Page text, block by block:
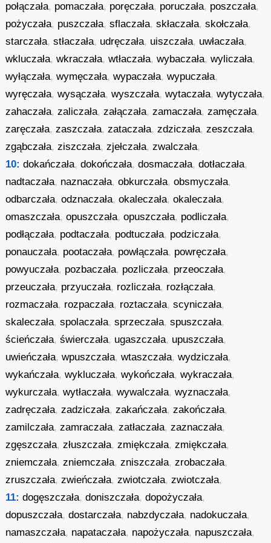
połączała, pomaczała, poręczała, poruczała, poszczała,
pożyczała, puszczała,sflaczała,skłaczała,skołczała,
starczała,stłaczała, udręczała, uiszczała, uwłaczała,
wkluczała,wkraczała,wtłaczała,wybaczała,wyliczała,
wyłączała,wymęczała,wypaczała,wypuczała,
wyręczała,wysączała,wyszczała,wytaczała,wytyczała,
zahaczała,zaliczała,załączała,zamaczała,zamęczała,
zaręczała,zaszczała,zataczała,zdziczała,zeszczała,
zgąbczała,ziszczała,zjełczała,zwalczała,
10: dokańczała,dokończała,dosmaczała,dotłaczała,
nadtaczała, naznaczała,obkurczała,obsmyczała,
odbarczała,odznaczała,okaleczała,okaleczała,
omaszczała,opuszczała,opuszczała, podliczała,
podłączała, podtaczała, podtuczała, podziczała,
ponauczała, pootaczała, powłączała, powręczała,
powyuczała, pozbaczała, pozliczała, przeoczała,
przeuczała, przyuczała, rozliczała, rozłączała,
rozmaczała, rozpaczała, roztaczała,scyniczała,
skaleczała,spolaczała,sprzeczała,spuszczała,
ścieńczała,świerczała, ugaszczała, upuszczała,
uwieńczała,wpuszczała,wtaszczała,wydziczała,
wykańczała,wykluczała,wykończała,wykraczała,
wykurczała,wytłaczała,wywalczała,wyznaczała,
zadręczała,zadziczała,zakańczała,zakończała,
zamilczała,zamraczała,zatłaczała,zaznaczała,
zgęszczała,złuszczała,zmiękczała,zmiękczała,
zniemczała,zniemczała,zniszczała,zrobaczała,
zruszczała,zwieńczała,zwiotczała,zwiotczała,
11: dogęszczała,doniszczała,dopożyczała,
dopuszczała,dostarczała, nabzdyczała, nadokuczała,
namaszczała, napataczała, napożyczała, napuszczała,